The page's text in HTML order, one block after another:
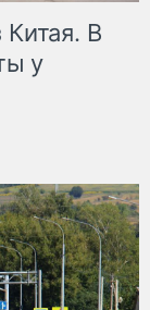
В
у